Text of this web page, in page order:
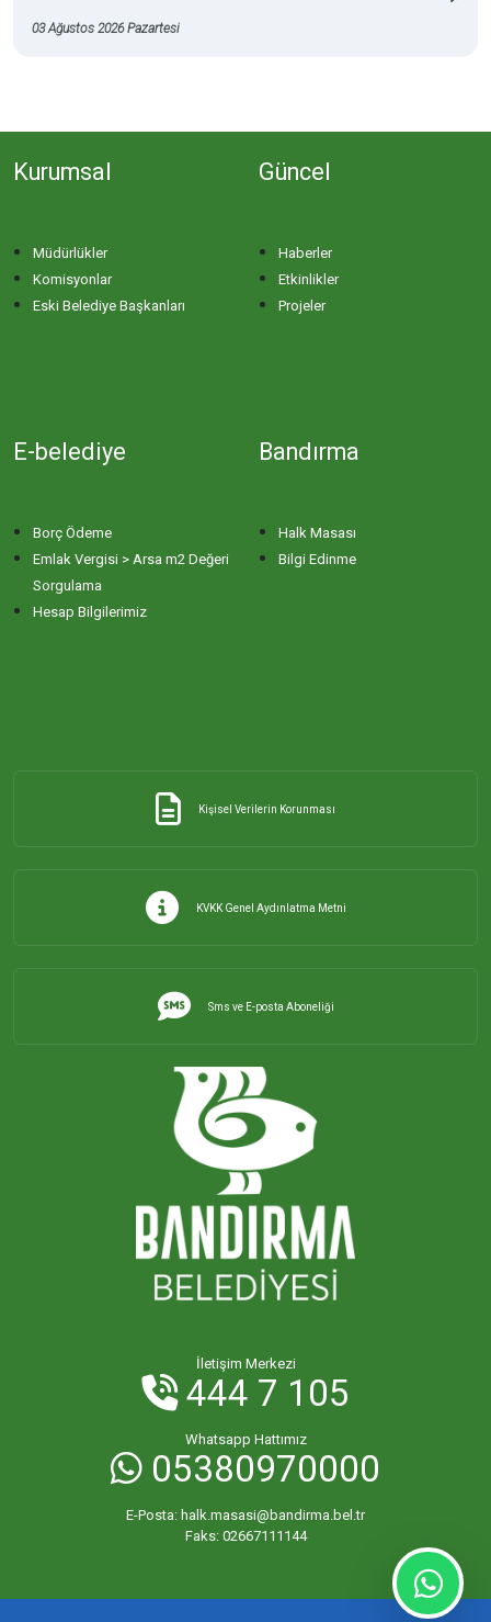
03 Ağustos 2026 Pazartesi
Kurumsal
Müdürlükler
Komisyonlar
Eski Belediye Başkanları
Güncel
Haberler
Etkinlikler
Projeler
E-belediye
Borç Ödeme
Emlak Vergisi > Arsa m2 Değeri
Sorgulama
Hesap Bilgilerimiz
Bandırma
Halk Masası
Bilgi Edinme
Kişisel Verilerin Korunması
KVKK Genel Aydınlatma Metni
Sms ve E-posta Aboneliği
İletişim Merkezi
444 7 105
Whatsapp Hattımız
05380970000
E-Posta: halk.masasi@bandirma.bel.tr
Faks: 02667111144